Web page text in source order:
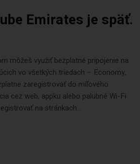
Emirates je späť.
môžeš využiť bezplatné pripojenie na
vo všetkých triedach – Economy,
zaregistrovať do míľového
cez web, appku alebo palubné Wi-Fi
na stránkach...